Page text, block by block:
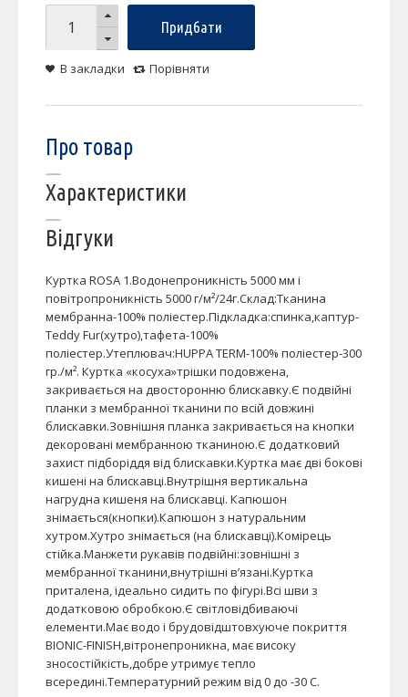
Придбати
В закладки Порівняти
Про товар
Характеристики
Відгуки
Куртка ROSA 1.Водонепроникність 5000 мм і
повітропроникність 5000 г/м²/24г.Склад:Тканина
мембранна-100% поліестер.Підкладка:спинка,каптур-
Teddy Fur(хутро),тафета-100%
поліестер.Утеплювач:HUPPA TERM-100% поліестер-300
гр./м². Куртка «косуха»трішки подовжена,
закривається на двосторонню блискавку.Є подвійні
планки з мембранної тканини по всій довжині
блискавки.Зовнішня планка закривається на кнопки
декоровані мембранною тканиною.Є додатковий
захист підборіддя від блискавки.Куртка має дві бокові
кишені на блискавці.Внутрішня вертикальна
нагрудна кишеня на блискавці. Капюшон
знімається(кнопки).Капюшон з натуральним
хутром.Хутро знімається (на блискавці).Комірець
стійка.Манжети рукавів подвійні:зовнішні з
мембранної тканини,внутрішні в’язані.Куртка
приталена, ідеально сидить по фігурі.Всі шви з
додатковою обробкою.Є світловідбиваючі
елементи.Має водо і брудовідштовхуюче покриття
BIONIC-FINISH,вітронепроникна, має високу
зносостійкість,добре утримує тепло
всередині.Температурний режим від 0 до -30 С.